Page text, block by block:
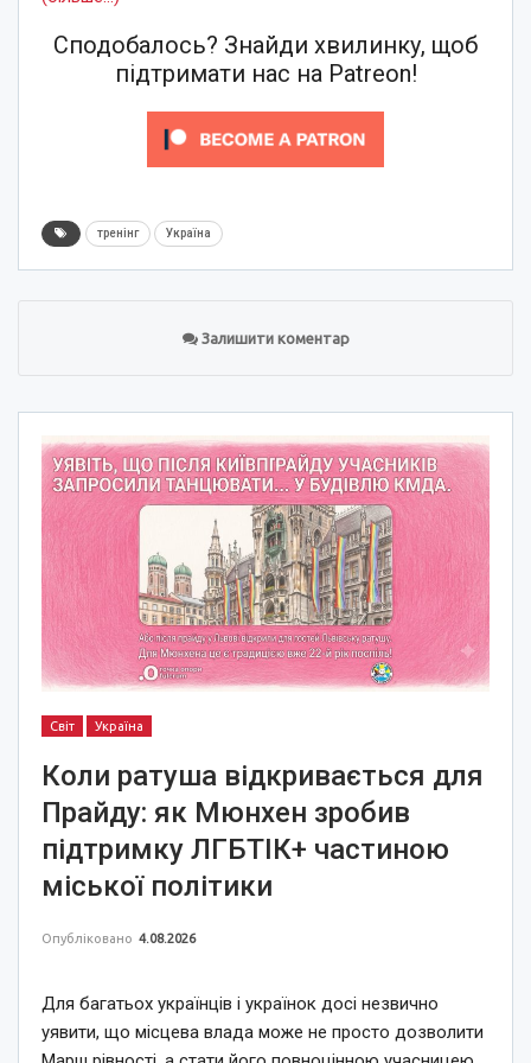
Сподобалось? Знайди хвилинку, щоб
підтримати нас на Patreon!
тренінг Україна
Залишити коментар
Світ Україна
Коли ратуша відкривається для
Прайду: як Мюнхен зробив
підтримку ЛГБТІК+ частиною
міської політики
Опубліковано 4.08.2026
Для багатьох українців і українок досі незвично
уявити, що місцева влада може не просто дозволити